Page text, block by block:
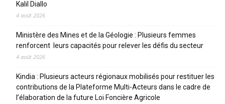
Kalil Diallo
4 août 2026
Ministère des Mines et de la Géologie : Plusieurs femmes
renforcent leurs capacités pour relever les défis du secteur
4 août 2026
Kindia : Plusieurs acteurs régionaux mobilisés pour restituer les
contributions de la Plateforme Multi-Acteurs dans le cadre de
l’élaboration de la future Loi Foncière Agricole